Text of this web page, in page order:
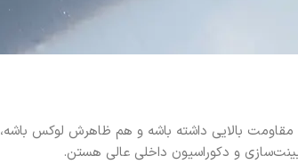
بالایی داشته باشه و هم ظاهرش لوکس باشه،
و دکوراسیون داخلی عالی هستن.